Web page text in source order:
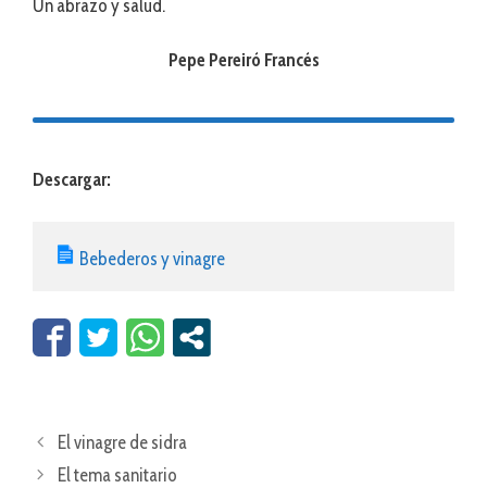
Un abrazo y salud.
Pepe Pereiró Francés
Descargar:
Bebederos y vinagre
El vinagre de sidra
El tema sanitario